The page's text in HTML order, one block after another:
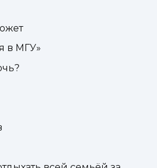
в МГУ»